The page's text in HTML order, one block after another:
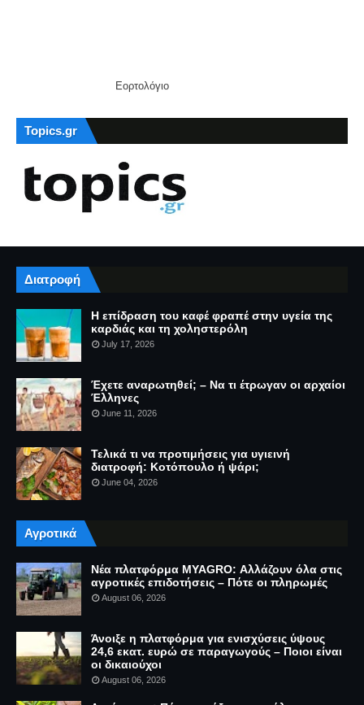
Εορτολόγιο
Topics.gr
Διατροφή
Η επίδραση του καφέ φραπέ στην υγεία της
καρδιάς και τη χοληστερόλη
July 17, 2026
Έχετε αναρωτηθεί; – Να τι έτρωγαν οι αρχαίοι
Έλληνες
June 11, 2026
Τελικά τι να προτιμήσεις για υγιεινή
διατροφή: Κοτόπουλο ή ψάρι;
June 04, 2026
Αγροτικά
Νέα πλατφόρμα MYAGRO: Αλλάζουν όλα στις
αγροτικές επιδοτήσεις – Πότε οι πληρωμές
August 06, 2026
Άνοιξε η πλατφόρμα για ενισχύσεις ύψους
24,6 εκατ. ευρώ σε παραγωγούς – Ποιοι είναι
οι δικαιούχοι
August 06, 2026